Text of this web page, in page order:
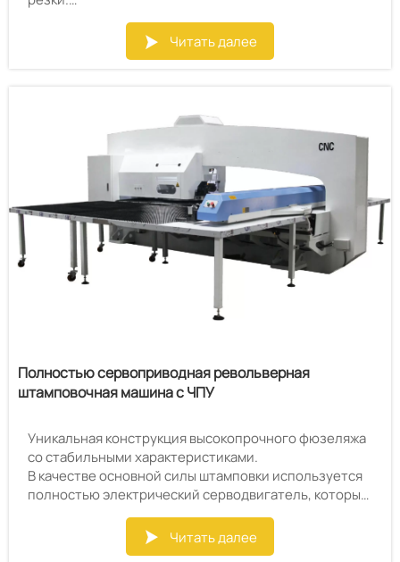
Высокая скорость, высокая производительность
Компактная компоновка, небольшая площадь пола
Низкое потребление энергии
изменяемые контуры специальной формы, но и
одновременно получать гладкие и плоские секции
Он также может быстро и экономично пробивать
стандартные контуры и выполнять сложные
процессы формовки, такие как зенковка, обточка
отверстий и прокатка валиков.
 Читать далее
Полностью сервоприводная револьверная
штамповочная машина с ЧПУ
Уникальная конструкция высокопрочного фюзеляжа
со стабильными характеристиками.
В качестве основной силы штамповки используется
полностью электрический серводвигатель, который
является высокоэффективным и
энергосберегающим.
Он может осуществлять штамповку, формовку,
 Читать далее